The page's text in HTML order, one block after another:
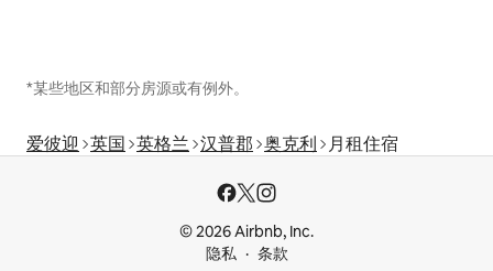
*某些地区和部分房源或有例外。
爱彼迎 英国 英格兰 汉普郡 奥克利 月租住宿
© 2026 Airbnb, Inc.
隐私
条款